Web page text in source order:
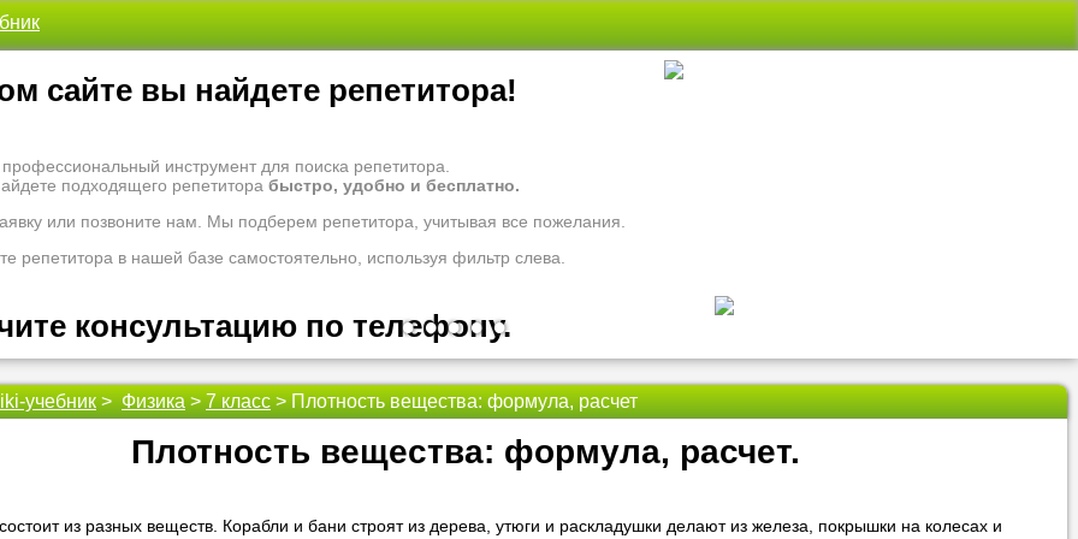
•••••
сайте вы найдете репетитора!
инструмент для поиска репетитора.
подходящего репетитора быстро, удобно и бесплатно.
или позвоните нам. Мы подберем репетитора, учитывая все пожелания.
репетитора в нашей базе самостоятельно, используя фильтр слева.
консультацию по телефону.
проконсультировать Вас по вопросам образования. Задайте свои вопросы
надо ломать голову, к кому обратиться за помощью - для этого есть Nado5.ru!
помогут вам.
учебник > Физика > 7 класс > Плотность вещества: формула, расчет
Плотность вещества: формула, расчет.
из разных веществ. Корабли и бани строят из дерева, утюги и раскладушки делают из железа, покрышки на колесах и